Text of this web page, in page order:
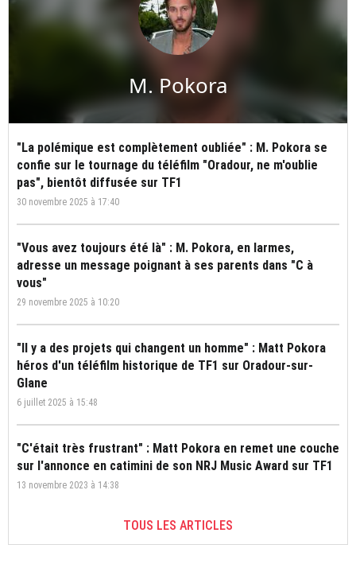
M. Pokora
"La polémique est complètement oubliée" : M. Pokora se
confie sur le tournage du téléfilm "Oradour, ne m'oublie
pas", bientôt diffusée sur TF1
30 novembre 2025 à 17:40
"Vous avez toujours été là" : M. Pokora, en larmes,
adresse un message poignant à ses parents dans "C à
vous"
29 novembre 2025 à 10:20
"Il y a des projets qui changent un homme" : Matt Pokora
héros d'un téléfilm historique de TF1 sur Oradour-sur-
Glane
6 juillet 2025 à 15:48
"C'était très frustrant" : Matt Pokora en remet une couche
sur l'annonce en catimini de son NRJ Music Award sur TF1
13 novembre 2023 à 14:38
TOUS LES ARTICLES